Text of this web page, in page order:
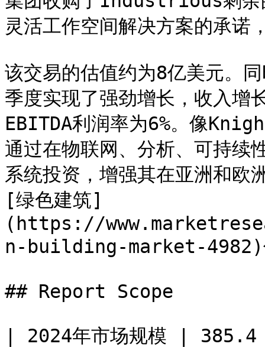
灵活工作空间解决方案的承诺
该交易的估值约为8亿美元。
季度实现了强劲增长，收入增
EBITDA利润率为6%。像
通过在物联网、分析、可持续
系统投资，增强其在亚洲和欧
[绿色建筑]
(https://
n-building-market-4982)倡
## Report Scope
| 2024年市场规模 | 385.4